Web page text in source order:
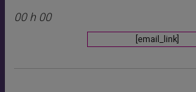
00 h 00
[email_link]